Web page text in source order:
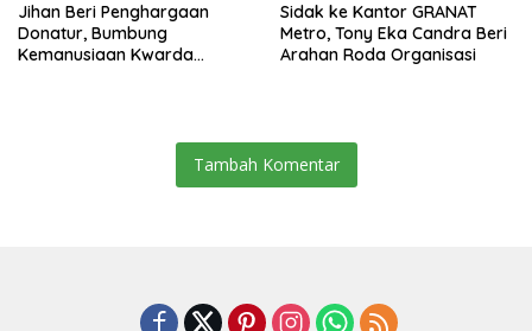
Jihan Beri Penghargaan
Donatur, Bumbung
Kemanusiaan Kwarda
‎Sidak ke Kantor GRANAT
Metro, Tony Eka Candra Beri
Arahan Roda Organisasi
Tambah Komentar